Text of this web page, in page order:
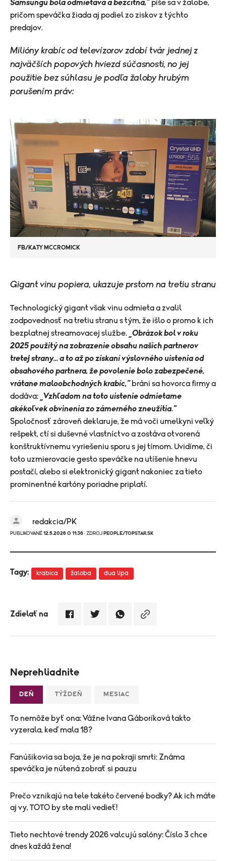
Samsungu bola odmietavá a bezcitná,“ píše sa v žalobe,
pričom speváčka žiada aj podiel zo ziskov z týchto
predajov.
Milióny krabíc od televízorov zdobí tvár jednej z
najväčších popových hviezd súčasnosti, no jej
použitie bez súhlasu je podľa žaloby hrubým
porušením práv:
FB/KATY MCCROMICK
Gigant vinu popiera, ukazuje prstom na tretiu stranu
Technologický gigant však vinu odmieta a zvalil
zodpovednosť na tretiu stranu s tým, že išlo o promo k ich
bezplatnej streamovacej službe.
„Obrázok bol v roku
2025 použitý na zobrazenie obsahu našich partnerov
tretej strany... a to až po získaní výslovného uistenia od
obsahového partnera, že povolenie bolo zabezpečené,
vrátane maloobchodných krabíc,“ bráni sa hovorca firmy a
dodáva: „Vzhľadom na toto uistenie odmietame
akékoľvek obvinenia zo zámerného zneužitia.“
Spoločnosť zároveň deklaruje, že má voči umelkyni veľký
rešpekt, ctí si duševné vlastníctvo a zostáva otvorená
konštruktívnemu vyriešeniu sporu s jej tímom. Uvidíme, či
toto uzmierovacie gesto speváčke na utíšenie hnevu
postačí, alebo si elektronický gigant nakoniec za tieto
prominentné kartóny poriadne priplatí.
redakcia/PK
PUBLIKOVANÉ 12.5.2026 O 11:36 · ZDROJ PEOPLE/TOPSTAR.SK
Tagy: krabica žaloba dua lipa
Zdielať na
Neprehliadnite
DEŇ TÝŽDEŇ MESIAC
To nemôže byť ona: Vážne Ivana Gáboríková takto
vyzerala, keď mala 18?
Fanúšikovia sa boja, že je na pokraji smrti: Známa
speváčka je nútená zobrať si pauzu
Prečo vznikajú na tele takéto červené bodky? Ak ich máte
aj vy, TOTO by ste mali vedieť!
Tieto nechtové trendy 2026 valcujú salóny: Číslo 3 chce
dnes každá žena!